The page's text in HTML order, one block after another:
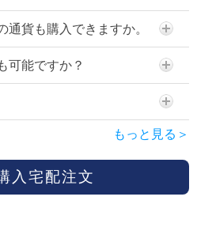
通貨も購入できますか。
可能ですか？
もっと見る＞
入宅配注文